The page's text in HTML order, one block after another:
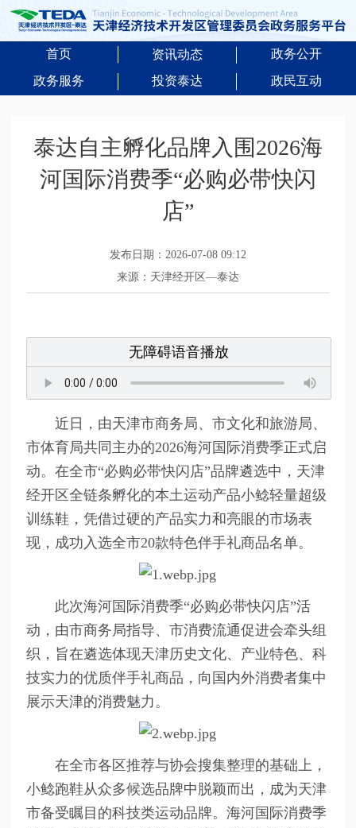
首页 资讯动态
政务公开
政务服务
投资泰达 政民互动
泰达自主孵化品牌入围2026海
河国际消费季“必购必带快闪
店”
发布日期：2026-07-08 09:12
来源：天津经开区—泰达
无障碍语音播放
近日，由天津市商务局、市文化和旅游局、
市体育局共同主办的2026海河国际消费季正式启
动。在全市“必购必带快闪店”品牌遴选中，天津
经开区全链条孵化的本土运动产品小鲶轻量超级
训练鞋，凭借过硬的产品实力和亮眼的市场表
现，成功入选全市20款特色伴手礼商品名单。
此次海河国际消费季“必购必带快闪店”活
动，由市商务局指导、市消费流通促进会牵头组
织，旨在遴选体现天津历史文化、产业特色、科
技实力的优质伴手礼商品，向国内外消费者集中
展示天津的消费魅力。
在全市各区推荐与协会搜集整理的基础上，
小鲶跑鞋从众多候选品牌中脱颖而出，成为天津
市备受瞩目的科技类运动品牌。海河国际消费季